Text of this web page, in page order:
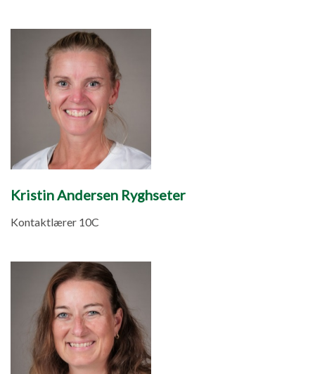
Kristin Andersen Ryghseter
Kontaktlærer 10C